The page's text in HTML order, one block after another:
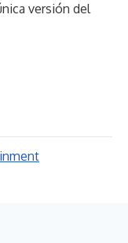
versión del